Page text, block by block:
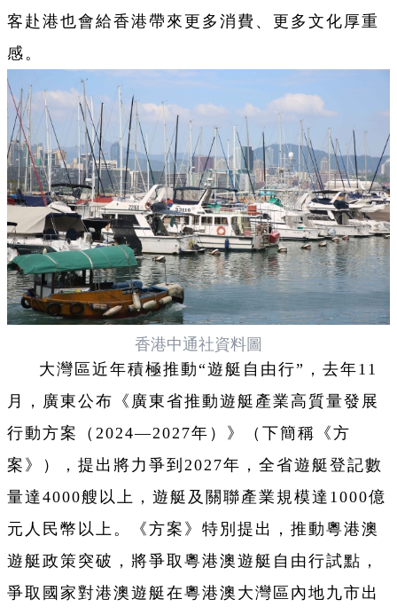
客赴港也會給香港帶來更多消費、更多文化厚重
感。
香港中通社資料圖
大灣區近年積極推動“遊艇自由行”，去年11
月，廣東公布《廣東省推動遊艇產業高質量發展
行動方案（2024—2027年）》（下簡稱《方
案》），提出將力爭到2027年，全省遊艇登記數
量達4000艘以上，遊艇及關聯產業規模達1000億
元人民幣以上。《方案》特別提出，推動粵港澳
遊艇政策突破，將爭取粵港澳遊艇自由行試點，
爭取國家對港澳遊艇在粵港澳大灣區內地九市出